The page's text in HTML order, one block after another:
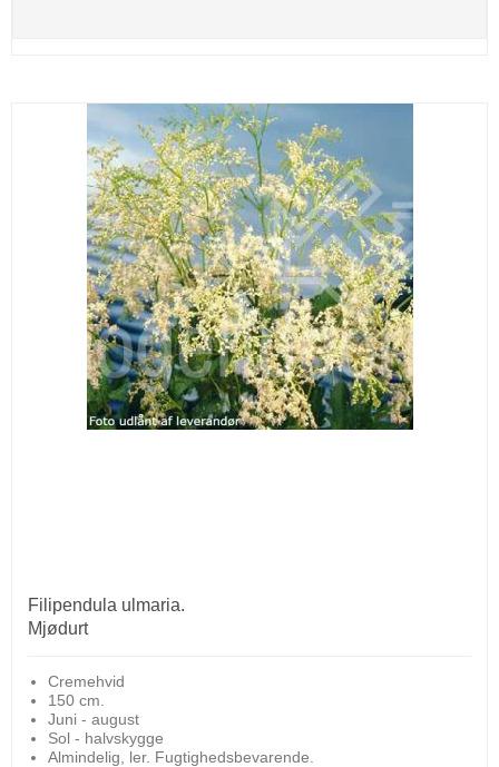
Filipendula ulmaria.
Mjødurt
Cremehvid
150 cm.
Juni - august
Sol - halvskygge
Almindelig, ler. Fugtighedsbevarende.